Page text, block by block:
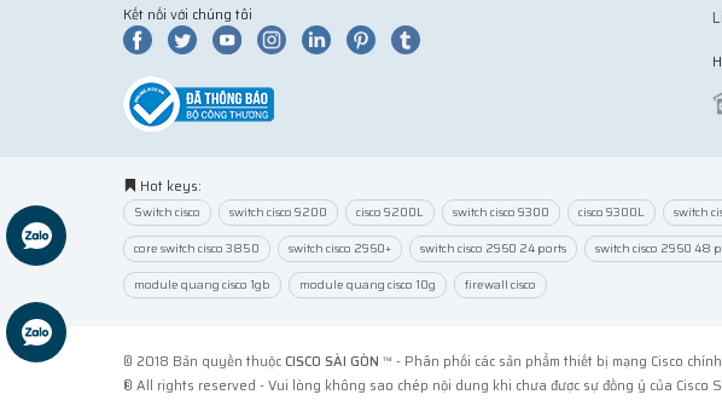
Kết nối với chúng tôi
Hot keys:
Switch cisco switch cisco 9200 cisco 9200L switch cisco 9300 cisco 9300L switch
core switch cisco 3850
switch cisco 2960+ switch cisco 2960 24 ports switch cisco 2960 48
module quang cisco 1gb
module quang cisco 10g firewall cisco
© 2018 Bản quyền thuộcCISCO SÀI GÒN ™ - Phân phối các sản phẩm thiết bị mạng Cisco
® All rights reserved - Vui lòng không sao chép nội dung khi chưa được sự đồng ý của Cisco